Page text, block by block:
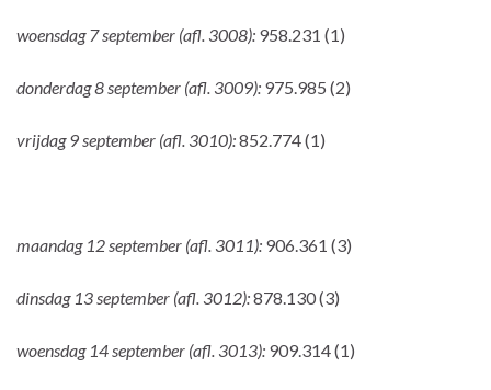
woensdag 7 september (afl. 3008): 958.231 (1)
donderdag 8 september (afl. 3009): 975.985 (2)
vrijdag 9 september (afl. 3010):852.774 (1)
maandag 12 september (afl. 3011): 906.361 (3)
dinsdag 13 september (afl. 3012):878.130 (3)
woensdag 14 september (afl. 3013): 909.314 (1)